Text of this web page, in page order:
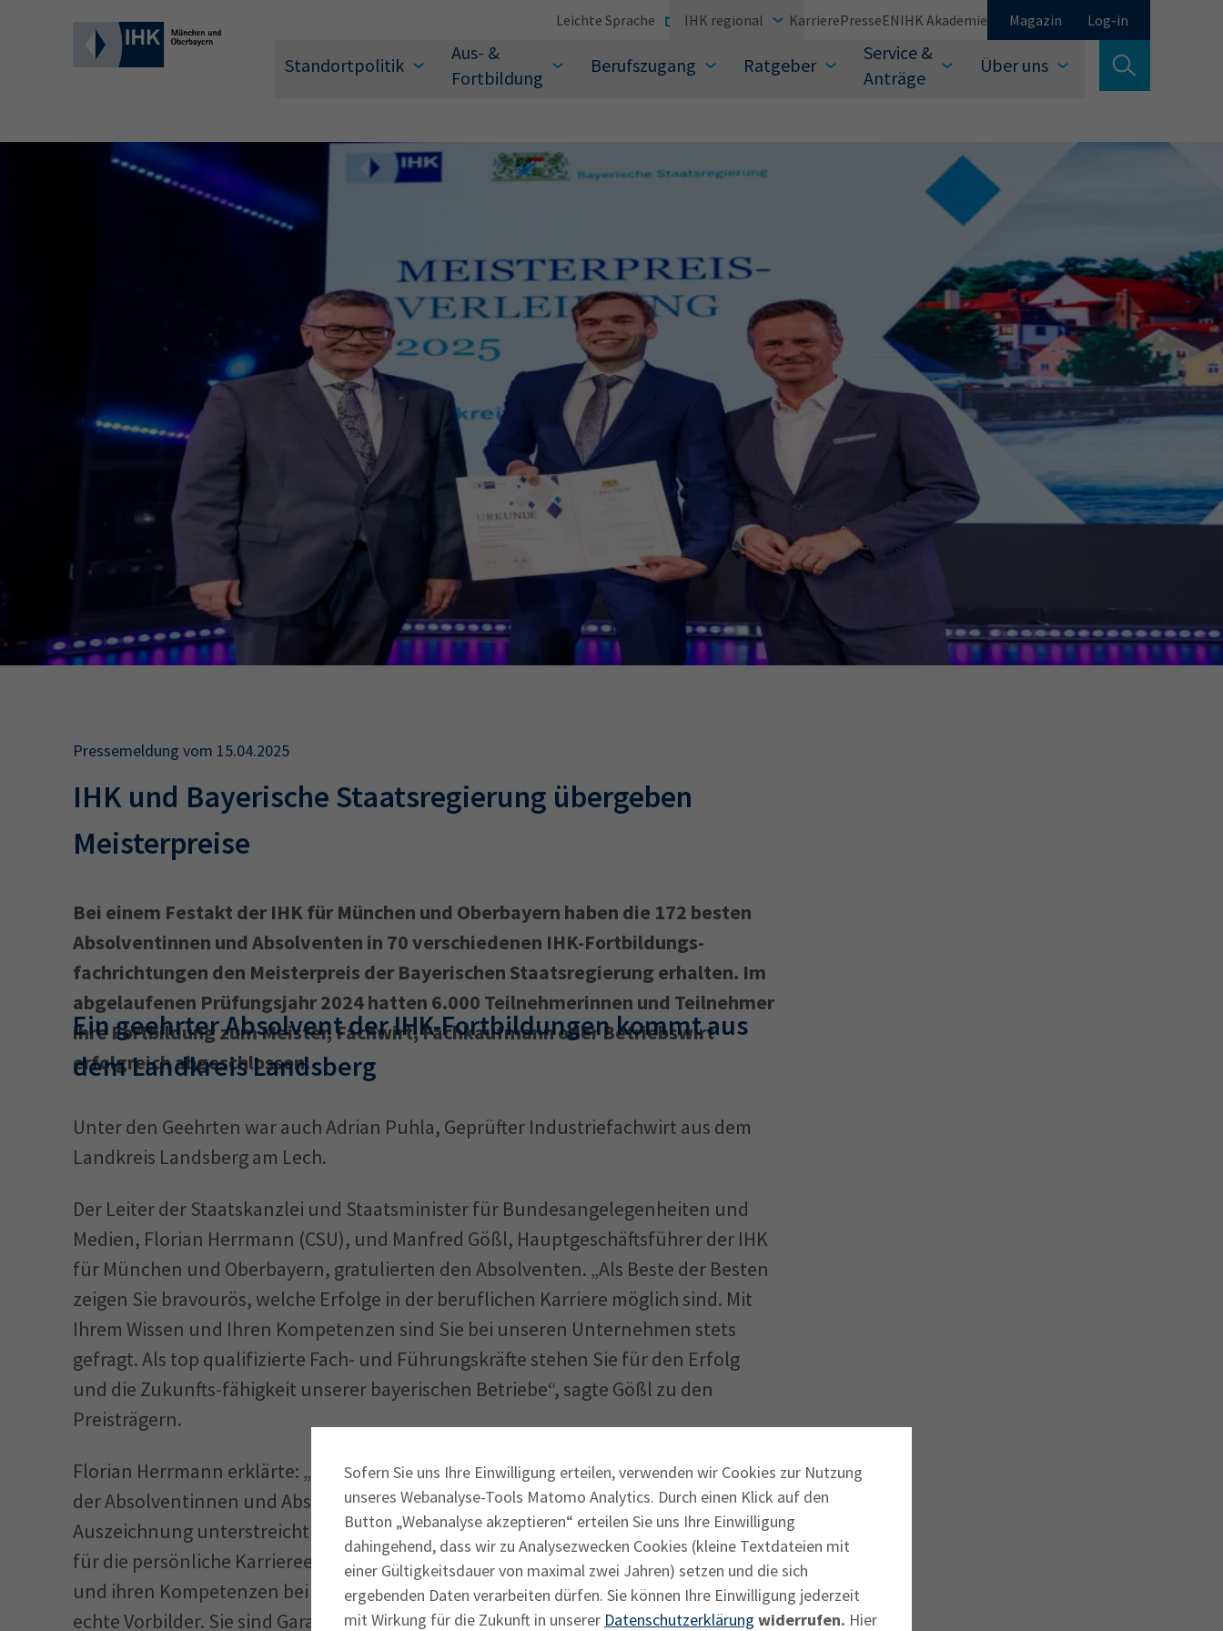
Standortpolitik
Aus- &
Fortbildung
Berufszugang Ratgeber
Service &
Anträge
Über uns
Leichte Sprache IHK regional KarrierePresseEN IHK Akademie Magazin Log-in
Schließen
Suche verlassen
Wonach suchen Sie?
Suchen
Hier können Sie auch aus den meistgesuchten Begriffen vorauswählen
34c Ausbildungsvertrag Fachwirt AdA
Prüfungstermine
Wirtschaftsfachwirt
Negativerklärung Sachkundeprüfung
Betriebswirt
Sofern Sie uns Ihre Einwilligung erteilen, verwenden wir Cookies zur Nutzung
unseres Webanalyse-Tools Matomo Analytics. Durch einen Klick auf den
Button „Webanalyse akzeptieren“ erteilen Sie uns Ihre Einwilligung
dahingehend, dass wir zu Analysezwecken Cookies (kleine Textdateien mit
einer Gültigkeitsdauer von maximal zwei Jahren) setzen und die sich
ergebenden Daten verarbeiten dürfen. Sie können Ihre Einwilligung jederzeit
mit Wirkung für die Zukunft in unserer Datenschutzerklärung widerrufen. Hier
Pressemeldung vom 15.04.2025
IHK und Bayerische Staatsregierung übergeben
Meisterpreise
Bei einem Festakt der IHK für München und Oberbayern haben die 172 besten
Absolventinnen und Absolventen in 70 verschiedenen IHK-Fortbildungs­
fachrichtungen den Meisterpreis der Bayerischen Staatsregierung erhalten. Im
abgelau­fenen Prüfungsjahr 2024 hatten 6.000 Teilnehmerinnen und Teilnehmer
ihre Fortbildung zum Meister, Fachwirt, Fachkaufmann oder Betriebswirt
erfolgreich abgeschlossen.
Ein geehrter Absolvent der IHK-Fortbildungen kommt aus
dem Landkreis Landsberg
Unter den Geehrten war auch Adrian Puhla, Geprüfter Industriefachwirt aus dem
Landkreis Landsberg am Lech.
Der Leiter der Staatskanzlei und Staatsminister für Bundesangelegenheiten und
Medien, Florian Herrmann (CSU), und Manfred Gößl, Hauptgeschäftsführer der IHK
für München und Oberbayern, gratulierten den Absolventen. „Als Beste der Besten
zeigen Sie bravourös, welche Erfolge in der beruflichen Karriere möglich sind. Mit
Ihrem Wissen und Ihren Kompetenzen sind Sie bei unseren Unternehmen stets
gefragt. Als top qualifizierte Fach- und Führungskräfte stehen Sie für den Erfolg
und die Zukunfts-fähigkeit unserer bayerischen Betriebe“, sagte Gößl zu den
Preisträgern.
Florian Herrmann erklärte: „Die Meisterpreisfeier würdigt die besonderen Erfolge
der Absolventinnen und Absolventen in ihren Fortbildungsprüfungen. Die
Auszeichnung unterstreicht einmal mehr die Bedeutung der beruflichen Bildung
für die persönliche Karriereentwicklung. Die Preisträger stehen mit ihrem Wissen
und ihren Kompetenzen bei bayerischen Unternehmen ganz hoch im Kurs und sind
echte Vorbilder. Sie sind Garanten für die erfolgreiche wirtschaftliche Zukunft